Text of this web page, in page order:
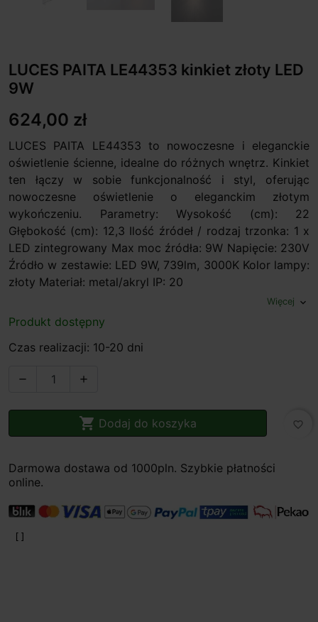
LUCES PAITA LE44353 kinkiet złoty LED
9W
624,00 zł
LUCES PAITA LE44353 to nowoczesne i eleganckie
oświetlenie ścienne, idealne do różnych wnętrz. Kinkiet
ten łączy w sobie funkcjonalność i styl, oferując
nowoczesne oświetlenie o eleganckim złotym
wykończeniu. Parametry: Wysokość (cm): 22
Głębokość (cm): 12,3 Ilość źródeł / rodzaj trzonka: 1 x
LED zintegrowany Max moc źródła: 9W Napięcie: 230V
Źródło w zestawie: LED 9W, 739lm, 3000K Kolor lampy:
złoty Materiał: metal/akryl IP: 20
Więcej expand_more
Produkt dostępny
Czas realizacji: 10-20 dni
 
 Dodaj do koszyka favorite_border
Darmowa dostawa od 1000pln. Szybkie płatności
online.